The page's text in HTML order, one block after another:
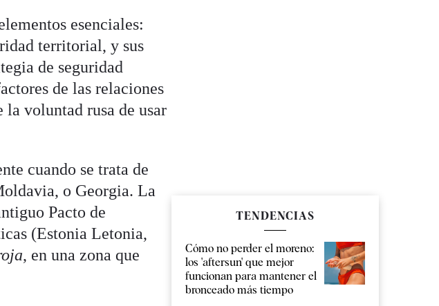
esenciales:
territorial, y sus
de seguridad
de las relaciones
voluntad rusa de usar
cuando se trata de
o Georgia. La
Pacto de
(Estonia Letonia,
, en una zona que
TENDENCIAS
Cómo no perder el moreno:
los 'aftersun' que mejor
funcionan para mantener el
bronceado más tiempo